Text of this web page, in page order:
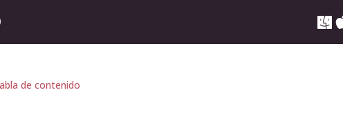
de contenido